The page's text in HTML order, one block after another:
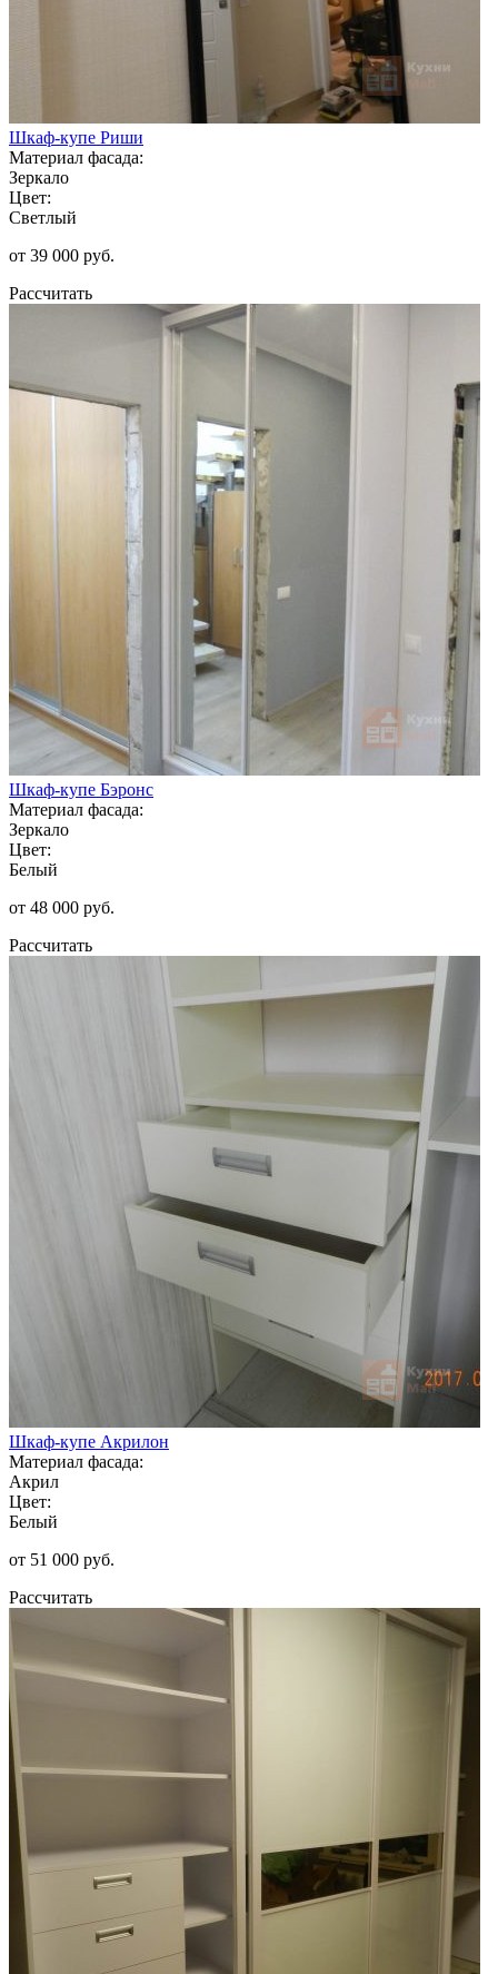
Шкаф-купе Риши
Материал фасада:
Зеркало
Цвет:
Светлый
от 39 000 руб.
Рассчитать
Шкаф-купе Бэронс
Материал фасада:
Зеркало
Цвет:
Белый
от 48 000 руб.
Рассчитать
Шкаф-купе Акрилон
Материал фасада:
Акрил
Цвет:
Белый
от 51 000 руб.
Рассчитать